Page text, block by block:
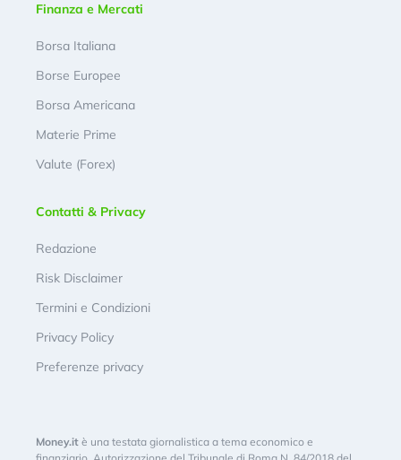
Finanza e Mercati
Borsa Italiana
Borse Europee
Borsa Americana
Materie Prime
Valute (Forex)
Contatti & Privacy
Redazione
Risk Disclaimer
Termini e Condizioni
Privacy Policy
Preferenze privacy
Money.it è una testata giornalistica a tema economico e